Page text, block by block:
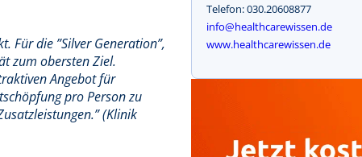
Für die ”Silver Generation”,
zum obersten Ziel.
Angebot für
pro Person zu
(Klinik
Telefon: 030.20608877
info@healthcarewissen.de
www.healthcarewissen.de